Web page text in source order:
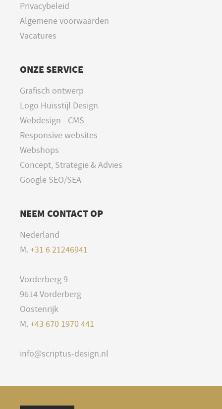
Privacybeleid
Algemene voorwaarden
Vacatures
ONZE SERVICE
Grafisch ontwerp
Logo Huisstijl Design
Webdesign - CMS
Responsive websites
Webshops
Concept, Strategie & Advies
Google SEO/SEA
NEEM CONTACT OP
Nederland
M. +31 6 21246941
Vorderberg 9
9614 Vorderberg
Oostenrijk
M. +43 670 1970 441
info@scriptus-design.nl